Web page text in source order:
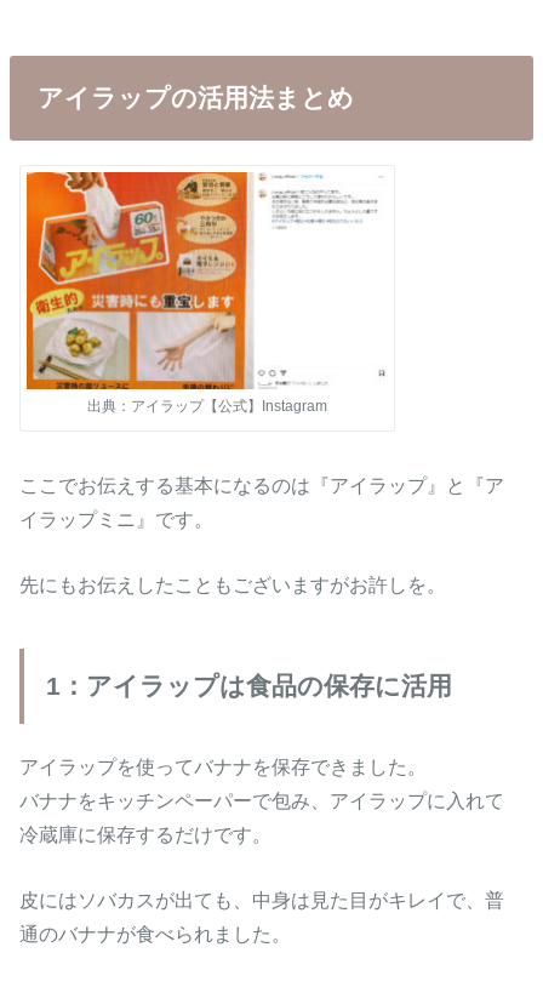
アイラップの活用法まとめ
出典：アイラップ【公式】Instagram
ここでお伝えする基本になるのは『アイラップ』と『ア
イラップミニ』です。
先にもお伝えしたこともございますがお許しを。
1：アイラップは食品の保存に活用
アイラップを使ってバナナを保存できました。
バナナをキッチンペーパーで包み、アイラップに入れて
冷蔵庫に保存するだけです。
皮にはソバカスが出ても、中身は見た目がキレイで、普
通のバナナが食べられました。